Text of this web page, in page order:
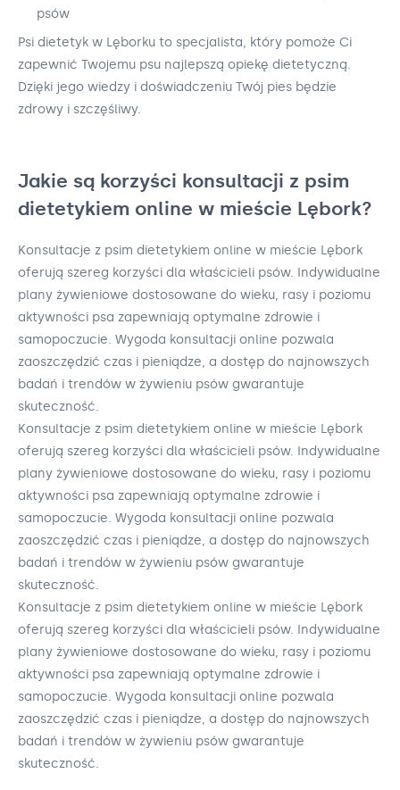
psów
Psi dietetyk w Lęborku to specjalista, który pomoże Ci
zapewnić Twojemu psu najlepszą opiekę dietetyczną.
Dzięki jego wiedzy i doświadczeniu Twój pies będzie
zdrowy i szczęśliwy.
Jakie są korzyści konsultacji z psim
dietetykiem online w mieście Lębork?
Konsultacje z psim dietetykiem online w mieście Lębork
oferują szereg korzyści dla właścicieli psów. Indywidualne
plany żywieniowe dostosowane do wieku, rasy i poziomu
aktywności psa zapewniają optymalne zdrowie i
samopoczucie. Wygoda konsultacji online pozwala
zaoszczędzić czas i pieniądze, a dostęp do najnowszych
badań i trendów w żywieniu psów gwarantuje
skuteczność.
Konsultacje z psim dietetykiem online w mieście Lębork
oferują szereg korzyści dla właścicieli psów. Indywidualne
plany żywieniowe dostosowane do wieku, rasy i poziomu
aktywności psa zapewniają optymalne zdrowie i
samopoczucie. Wygoda konsultacji online pozwala
zaoszczędzić czas i pieniądze, a dostęp do najnowszych
badań i trendów w żywieniu psów gwarantuje
skuteczność.
Konsultacje z psim dietetykiem online w mieście Lębork
oferują szereg korzyści dla właścicieli psów. Indywidualne
plany żywieniowe dostosowane do wieku, rasy i poziomu
aktywności psa zapewniają optymalne zdrowie i
samopoczucie. Wygoda konsultacji online pozwala
zaoszczędzić czas i pieniądze, a dostęp do najnowszych
badań i trendów w żywieniu psów gwarantuje
skuteczność.